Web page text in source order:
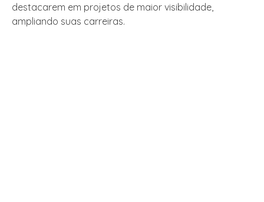
destacarem em projetos de maior visibilidade,
ampliando suas carreiras.